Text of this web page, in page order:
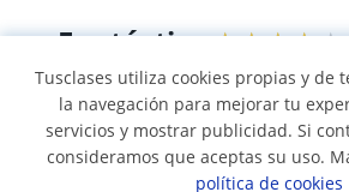
Fantástica★★★★★
305883 opiniones de
© 2007 - 2026
Tusclases utiliza cookies propias y de
la navegación para mejorar tu
servicios y mostrar publicidad. Si
consideramos que aceptas su uso.
política de cookies